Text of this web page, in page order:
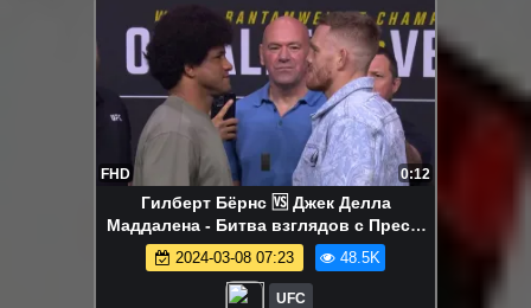
FHD 0:12
Гилберт Бёрнс 🆚 Джек Делла
Маддалена - Битва взглядов с Пресс-
конференции перед UFC 299
2024-03-08 07:23 48.5K
UFC